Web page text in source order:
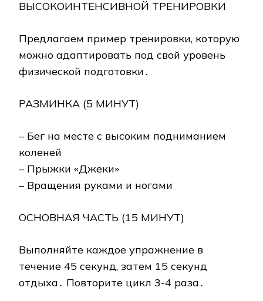
ВЫСОКОИНТЕНСИВНОЙ ТРЕНИРОВКИ
Предлагаем пример тренировки, которую
можно адаптировать под свой уровень
физической подготовки․
РАЗМИНКА (5 МИНУТ)
– Бег на месте с высоким подниманием
коленей
– Прыжки «Джеки»
– Вращения руками и ногами
ОСНОВНАЯ ЧАСТЬ (15 МИНУТ)
Выполняйте каждое упражнение в
течение 45 секунд, затем 15 секунд
отдыха․ Повторите цикл 3-4 раза․